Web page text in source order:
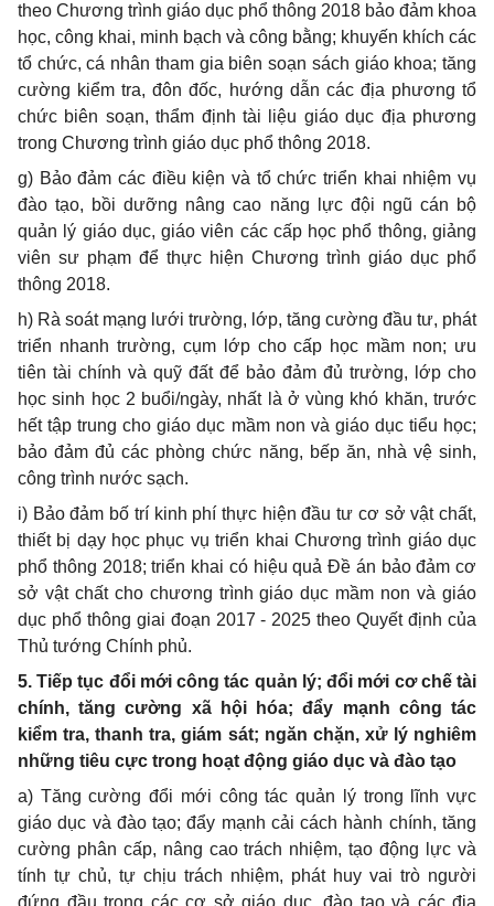
theo Chương trình giáo dục phổ thông 2018 bảo đảm khoa
học, công khai, minh bạch và công bằng; khuyến khích các
tổ chức, cá nhân tham gia biên soạn sách giáo khoa; tăng
cường kiểm tra, đôn đốc, hướng dẫn các địa phương tổ
chức biên soạn, thẩm định tài liệu giáo dục địa phương
trong Chương trình giáo dục phổ thông 2018.
g) Bảo đảm các điều kiện và tổ chức triển khai nhiệm vụ
đào tạo, bồi dưỡng nâng cao năng lực đội ngũ cán bộ
quản lý giáo dục, giáo viên các cấp học phổ thông, giảng
viên sư phạm để thực hiện Chương trình giáo dục phổ
thông 2018.
h) Rà soát mạng lưới trường, lớp, tăng cường đầu tư, phát
triển nhanh trường, cụm l ớp cho cấp học mầm non; ưu
tiên tài chính và quỹ đất để bảo đảm đủ trường, l ớp cho
học sinh học 2 buổi/ngày, nhất là ở vùng khó khăn, trước
hết tập trung cho giáo dục mầm non và giáo dục tiểu học;
bảo đảm đủ các phòng chức năng, bếp ăn, nhà vệ sinh,
công trình nước sạch.
i) Bảo đảm bố trí kinh phí thực hiện đầu tư cơ sở vật chất,
thiết bị dạy học phục vụ triển khai Chương trình giáo dục
phổ thông 2018; triển khai có hiệu quả Đề án bảo đảm cơ
sở vật chất cho chương trình giáo dục mầm non và giáo
dục phổ thông giai đoạn 2017 - 2025 theo Quyết định của
Thủ tướng Chính phủ.
5. Tiếp tục đổi mới công tác quản lý; đổi mới cơ chế tài
chính, tăng cường xã hội hóa; đẩy mạnh công tác
kiểm tra, thanh tra, giám sát; ngăn chặn, xử lý nghiêm
những tiêu cực trong hoạt động giáo dục và đào tạo
a) Tăng cường đổi mới công tác quản lý trong lĩnh vực
giáo dục và đào tạo; đẩy mạnh cải cách hành chính, tăng
cường phân cấp, nâng cao trách nhiệm, tạo động lực và
tính tự chủ, tự chịu trách nhiệm, phát huy vai trò người
đứng đầu trong các cơ sở giáo dục, đào tạo và các địa